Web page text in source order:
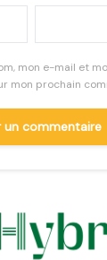
mon e-mail et
mon prochain